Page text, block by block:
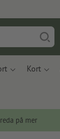
Kort
på mer